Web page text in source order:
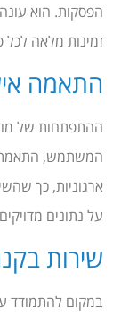
הפסקות. הוא
זמינות מלאה לכל
התאמה
המשתמש, התאמת
ארגוניות, כך
על נתונים
שירות